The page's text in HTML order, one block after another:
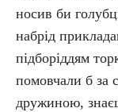
носив би
набрід
підборіддям
помовчали б за
дружиною,